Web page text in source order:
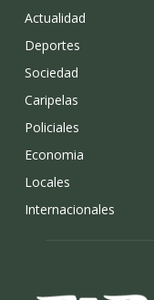
Actualidad
Deportes
Sociedad
Caripelas
Policiales
Economia
Locales
Internacionales